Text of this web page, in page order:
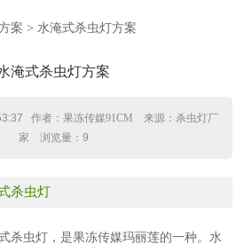
案> 水淹式杀虫灯方案
淹式杀虫灯方案
作者：果冻传媒91CM 来源：杀虫灯厂
家 浏览量： 9
式杀虫灯
虫灯，是果冻传媒玛丽莲的一种。水